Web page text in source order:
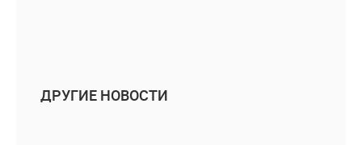
ДРУГИЕ НОВОСТИ